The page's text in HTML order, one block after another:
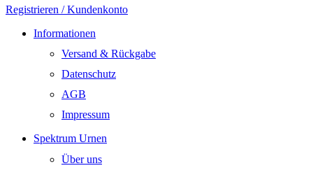
Registrieren / Kundenkonto
Informationen
Versand & Rückgabe
Datenschutz
AGB
Impressum
Spektrum Urnen
Über uns